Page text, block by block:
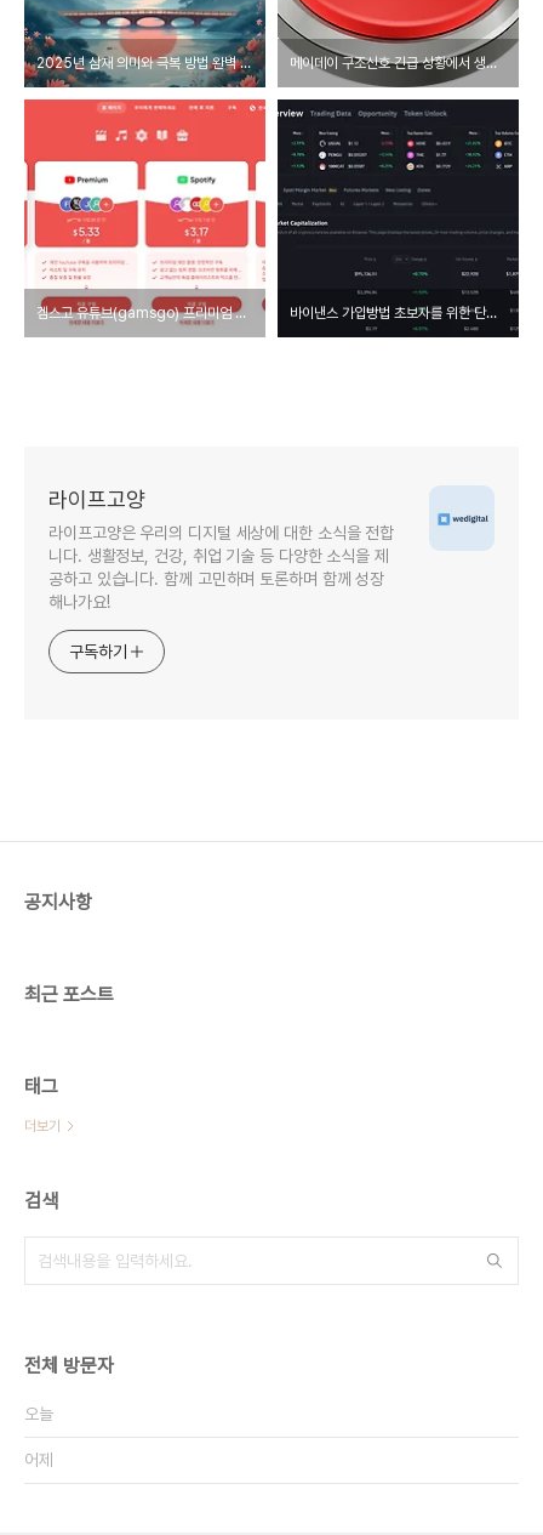
2025년 삼재 의미와 극복 방법 완벽 가이드 메이데이 구조신호 긴급 상황에서 생명을 구하는 필수 지식
겜스고 유튜브(gamsgo) 프리미엄 간편 구독 방법과 혜택 바이낸스 가입방법 초보자를 위한 단계별 가이드
라이프고양
라이프고양은 우리의 디지털 세상에 대한 소식을 전합
니다. 생활정보, 건강, 취업 기술 등 다양한 소식을 제
공하고 있습니다. 함께 고민하며 토론하며 함께 성장
해나가요!
구독하기
공지사항
최근 포스트
태그
더보기
검색
전체 방문자
오늘
어제